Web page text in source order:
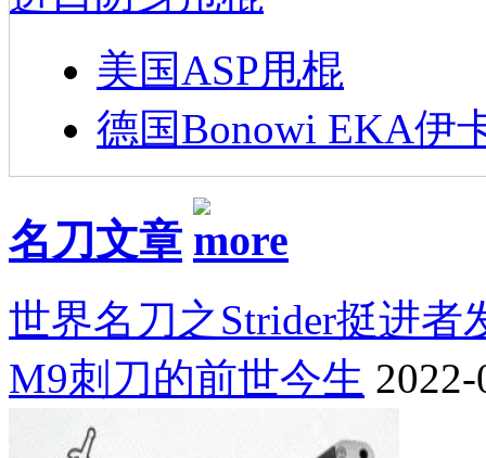
美国ASP甩棍
德国Bonowi EKA伊
名刀文章
世界名刀之Strider挺进者
M9刺刀的前世今生